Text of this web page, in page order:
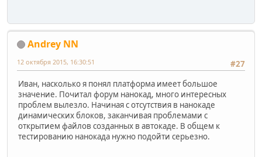
Andrey NN
#27
12 октября 2015, 16:30:51
Иван, насколько я понял платформа имеет большое
значение. Почитал форум нанокад, много интересных
проблем вылезло. Начиная с отсутствия в нанокаде
динамических блоков, заканчивая проблемами с
открытием файлов созданных в автокаде. В общем к
тестированию нанокада нужно подойти серьезно.